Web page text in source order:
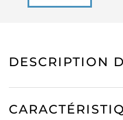
DESCRIPTION